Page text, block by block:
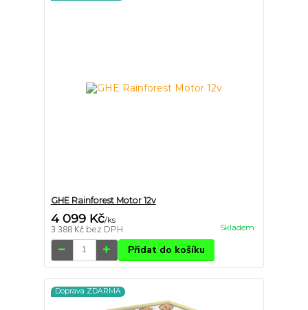
GHE Rainforest Motor 12v
4 099 Kč/ks
3 388 Kč bez DPH Skladem
Přidat do košíku
Doprava ZDARMA